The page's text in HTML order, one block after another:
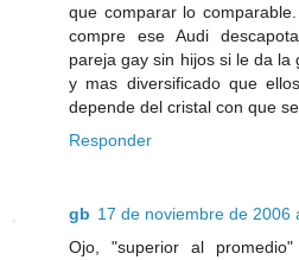
que comparar lo
compre ese Audi
pareja gay sin hijos si le da
y mas diversificado que
depende del cristal con que
Responder
gb 17 de noviembre de 2006
Ojo, "superior al